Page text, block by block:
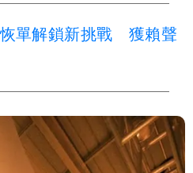
恢單解鎖新挑戰 獲賴聲